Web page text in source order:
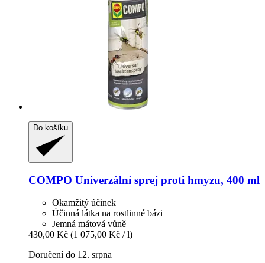
Do košíku
COMPO Univerzální sprej proti hmyzu, 400 ml
Okamžitý účinek
Účinná látka na rostlinné bázi
Jemná mátová vůně
430,00 Kč (1 075,00 Kč / l)
Doručení do 12. srpna